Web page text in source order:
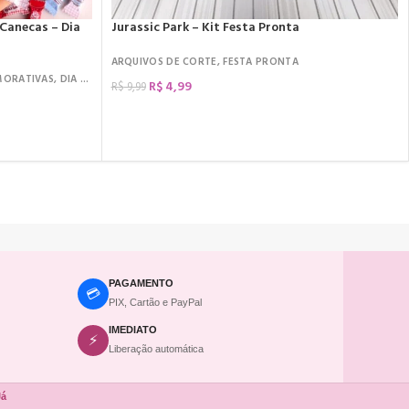
– Dia
, DIA DOS NAMORADOS KIT DIGITAL
Jurassic Park – Kit Festa Pronta
ARQUIVOS DE CORTE,FESTA PRONTA
R$9,99 R$4,99
💳
PAGAMENTO
PIX, Cartão e PayPal
⚡
IMEDIATO
Liberação automática